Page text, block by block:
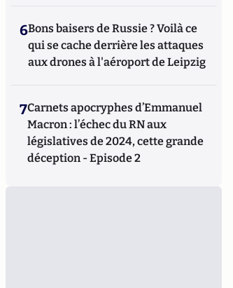
6Bons baisers de Russie ? Voilà ce
qui se cache derrière les attaques
aux drones à l'aéroport de Leipzig
7Carnets apocryphes d’Emmanuel
Macron : l’échec du RN aux
législatives de 2024, cette grande
déception - Episode 2